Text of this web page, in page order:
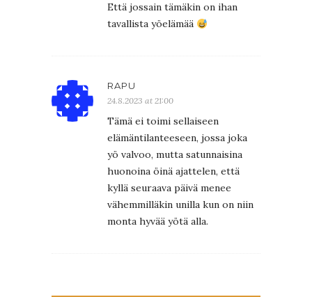
Että jossain tämäkin on ihan
tavallista yöelämää
RAPU
24.8.2023 at 21:00
Tämä ei toimi sellaiseen
elämäntilanteeseen, jossa joka
yö valvoo, mutta satunnaisina
huonoina öinä ajattelen, että
kyllä seuraava päivä menee
vähemmilläkin unilla kun on niin
monta hyvää yötä alla.